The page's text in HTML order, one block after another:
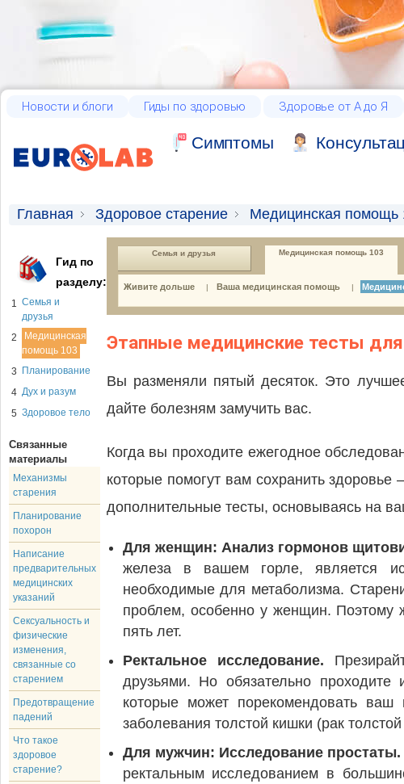
Новости и блоги Гиды по здоровью Здоровье от А до Я
Cимптомы
Главная Здоровое старение Медицинская помощь
Гид по
разделу:
1 Семья и
друзья
2
Медицинская
помощь 103
3
Планирование
4 Дух и разум
5 Здоровое тело
Связанные
материалы
Механизмы
старения
Планирование
похорон
Написание
предварительных
медицинских
указаний
Сексуальность и
физические
изменения,
связанные со
старением
Предотвращение
падений
Что такое
здоровое
старение?
Семья и друзья Медицинская помощь 103
Живите дольше | Ваша медицинская помощь |
Этапные медицинские тесты для
Вы разменяли пятый десяток. Это
дайте болезням замучить вас.
Когда вы проходите ежегодное
которые помогут вам сохранить
дополнительные тесты, основываясь на
Для женщин: Анализ гормонов
железа в вашем горле, является
необходимые для метаболизма.
проблем, особенно у женщин.
пять лет.
Ректальное исследование.
друзьями. Но обязательно
которые может порекомендовать
заболевания толстой кишки (рак
Для мужчин: Исследование простаты.
ректальным исследованием в